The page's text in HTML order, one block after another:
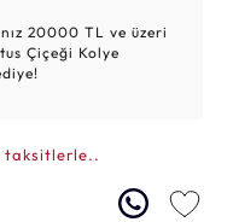
20000 TL ve üzeri
Çiçeği Kolye
taksitlerle..